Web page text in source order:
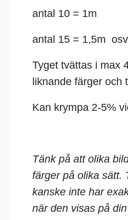
antal 10 = 1m
antal 15 = 1,5m
Tyget tvättas i max
liknande färger och
Kan krympa 2-5%
Tänk på att olika
färger på olika sätt.
kanske inte har
när den visas på